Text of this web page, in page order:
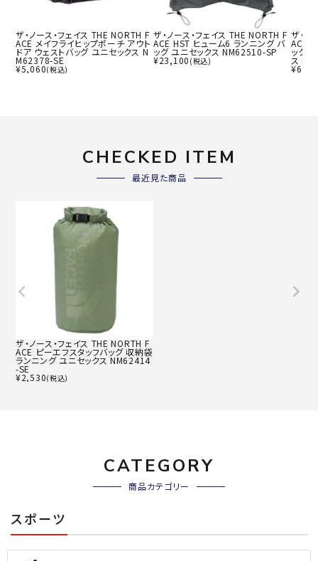
ザ・ノース・フェイス THE NORTH F
ACE メイフライヒップポーチ アウト
ドア ウェストバッグ ユニセックス N
M62378-SE
¥5,060(税込)
ザ・ノース・フェイス THE NORTH F
ACE HST ヒューム6 ランニング バ
ッグ ユニセックス NM62510-SP
¥23,100 (税込)
ザ・ノ
ACE
ック
ス
¥
CHECKED ITEM
最近見た商品
ザ・ノース・フェイス THE NORTH F
ACE ピーエフスタッフバッグ 収納袋
ランニング ユニセックス NM62414
-SE
¥2,530(税込)
CATEGORY
商品カテゴリー
スポーツ